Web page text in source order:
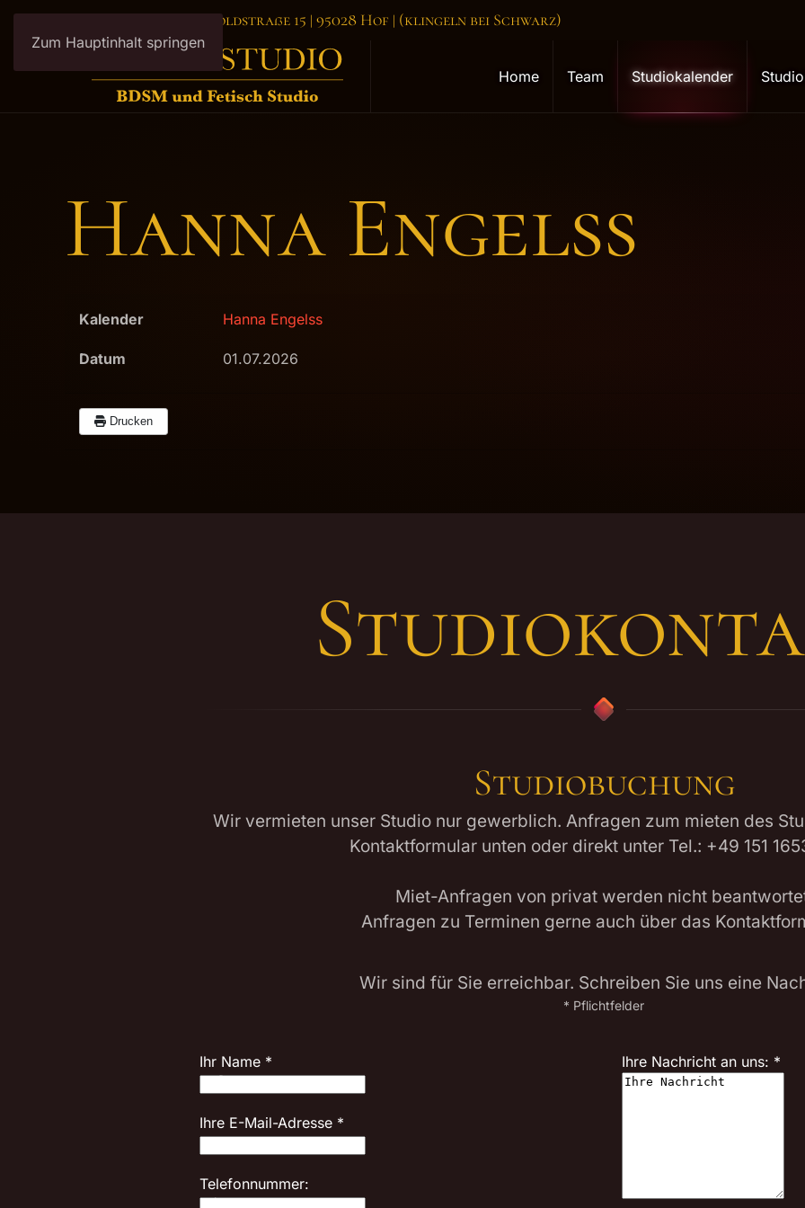
Zum Hauptinhalt springen
Bizarr Studio Hof - Luitpoldstraße 15 | 95028 Hof | (klingeln bei Schwarz)
Home Team Studiokalender
Hanna Engelss
Kalender Hanna Engelss
Datum 01.07.2026
Drucken
Studiobuchung
Wir vermieten unser Studio nur gewerblich. Anfragen zum mieten des
Kontaktformular unten oder direkt unter Tel.: +49 151
Miet-Anfragen von privat werden nicht
Anfragen zu Terminen gerne auch über das
Wir sind für Sie erreichbar. Schreiben Sie uns eine
* Pflichtfelder
Ihr Name *
Ihre E-Mail-Adresse *
Telefonnummer:
Ihre Nachricht an uns: *